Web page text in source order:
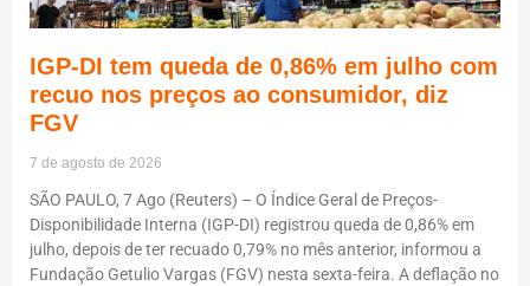
IGP-DI tem queda de 0,86% em julho com
recuo nos preços ao consumidor, diz
FGV
7 de agosto de 2026
SÃO PAULO, 7 Ago (Reuters) – O Índice Geral de Preços-
Disponibilidade Interna (IGP-DI) registrou queda de 0,86% em
julho, depois de ter recuado 0,79% no mês anterior, informou a
Fundação Getulio Vargas (FGV) nesta sexta-feira. A deflação no